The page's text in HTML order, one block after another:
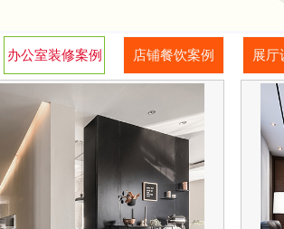
办公室装修案例 店铺餐饮案例 展厅